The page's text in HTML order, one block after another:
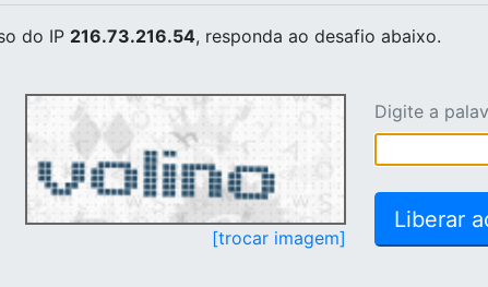
do IP 216.73.216.54, responda ao desafio abaixo.
[trocar imagem]
Digite a